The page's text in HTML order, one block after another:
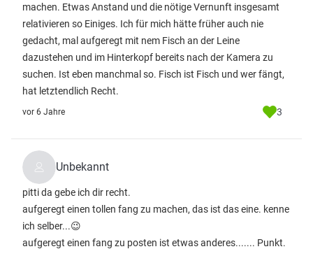
machen. Etwas Anstand und die nötige Vernunft insgesamt
relativieren so Einiges. Ich für mich hätte früher auch nie
gedacht, mal aufgeregt mit nem Fisch an der Leine
dazustehen und im Hinterkopf bereits nach der Kamera zu
suchen. Ist eben manchmal so. Fisch ist Fisch und wer fängt,
hat letztendlich Recht.
vor 6 Jahre 3
Unbekannt
pitti da gebe ich dir recht.
aufgeregt einen tollen fang zu machen, das ist das eine. kenne
ich selber...😉
aufgeregt einen fang zu posten ist etwas anderes....... Punkt.